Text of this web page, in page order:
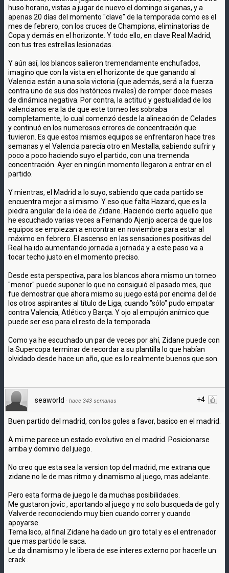
huso horario, vistas a jugar de nuevo el domingo si ganas, y a
apenas 20 días del momento "clave" de la temporada como es el
mes de febrero, con los cruces de Champions, eliminatorias de
Copa y demás en el horizonte. Y todo ello, en clave Real Madrid,
con tus tres estrellas lesionadas.
Y aún así, los blancos salieron tremendamente enchufados,
imagino que con la vista en el horizonte de que ganando al
Valencia están a una sola victoria (que además, será a la fuerza
contra uno de sus dos históricos rivales) de romper doce meses
de dinámica negativa. Por contra, la actitud y gestualidad de los
valencianos era la de que este torneo les sobraba
completamente, lo cual comenzó desde la alineación de Celades
y continuó en los numerosos errores de concentración que
tuvieron. Es que estos mismos equipos se enfrentaron hace tres
semanas y el Valencia parecía otro en Mestalla, sabiendo sufrir y
poco a poco haciendo suyo el partido, con una tremenda
concentración. Ayer en ningún momento llegaron a entrar en el
partido.
Y mientras, el Madrid a lo suyo, sabiendo que cada partido se
encuentra mejor a sí mismo. Y eso que falta Hazard, que es la
piedra angular de la idea de Zidane. Haciendo cierto aquello que
he escuchado varias veces a Fernando Ajenjo acerca de que los
equipos se empiezan a encontrar en noviembre para estar al
máximo en febrero. El ascenso en las sensaciones positivas del
Real ha ido aumentando jornada a jornada y a este paso va a
tocar techo justo en el momento preciso.
Desde esta perspectiva, para los blancos ahora mismo un torneo
"menor" puede suponer lo que no consiguió el pasado mes, que
fue demostrar que ahora mismo su juego está por encima del de
los otros aspirantes al título de Liga, cuando "sólo" pudo empatar
contra Valencia, Atlético y Barça. Y ojo al empujón anímico que
puede ser eso para el resto de la temporada.
Como ya he escuchado un par de veces por ahí, Zidane puede con
la Supercopa terminar de recordar a su plantilla lo que habían
olvidado desde hace un año, que es lo realmente buenos que son.
+4
seaworld · hace 343 semanas
Buen partido del madrid, con los goles a favor, basico en el madrid.
A mi me parece un estado evolutivo en el madrid. Posicionarse
arriba y dominio del juego.
No creo que esta sea la version top del madrid, me extrana que
zidane no le de mas ritmo y dinamismo al juego, mas adelante.
Pero esta forma de juego le da muchas posibilidades.
Me gustaron jovic , aportando al juego y no solo busqueda de gol y
Valverde reconociendo muy bien cuando correr y cuando
apoyarse.
Tema Isco, al final Zidane ha dado un giro total y es el entrenador
que mas partido le saca.
Le da dinamismo y le libera de ese interes externo por hacerle un
crack .